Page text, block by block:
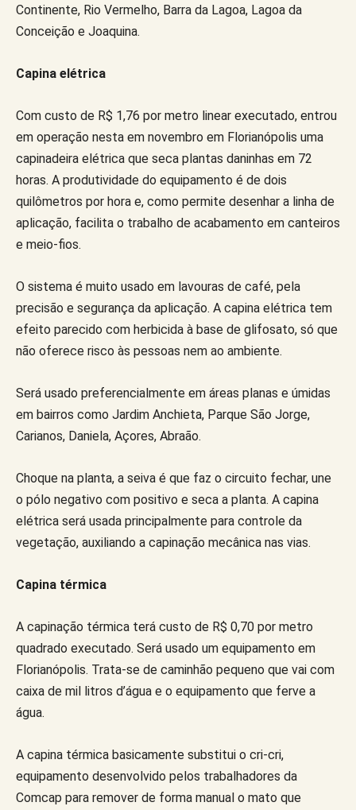
Continente, Rio Vermelho, Barra da Lagoa, Lagoa da
Conceição e Joaquina.
Capina elétrica
Com custo de R$ 1,76 por metro linear executado, entrou
em operação nesta em novembro em Florianópolis uma
capinadeira elétrica que seca plantas daninhas em 72
horas. A produtividade do equipamento é de dois
quilômetros por hora e, como permite desenhar a linha de
aplicação, facilita o trabalho de acabamento em canteiros
e meio-fios.
O sistema é muito usado em lavouras de café, pela
precisão e segurança da aplicação. A capina elétrica tem
efeito parecido com herbicida à base de glifosato, só que
não oferece risco às pessoas nem ao ambiente.
Será usado preferencialmente em áreas planas e úmidas
em bairros como Jardim Anchieta, Parque São Jorge,
Carianos, Daniela, Açores, Abraão.
Choque na planta, a seiva é que faz o circuito fechar, une
o pólo negativo com positivo e seca a planta. A capina
elétrica será usada principalmente para controle da
vegetação, auxiliando a capinação mecânica nas vias.
Capina térmica
A capinação térmica terá custo de R$ 0,70 por metro
quadrado executado. Será usado um equipamento em
Florianópolis. Trata-se de caminhão pequeno que vai com
caixa de mil litros d’água e o equipamento que ferve a
água.
A capina térmica basicamente substitui o cri-cri,
equipamento desenvolvido pelos trabalhadores da
Comcap para remover de forma manual o mato que